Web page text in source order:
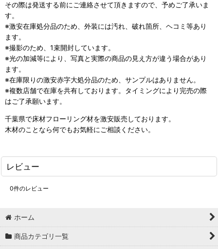
その際は発送する前にご連絡させて頂きますので、予めご了承いま
す。
※激安在庫処分品のため、外装には汚れ、破れ箇所、ヘコミ等あり
ます。
※撮影のため、1束開封しています。
※光の加減等により、写真と実際の商品の見え方が違う場合があり
ます。
※在庫限りの激安赤字大処分品のため、サンプルはありません。
※複数店舗で在庫を共有しております。タイミングにより完売の際
はご了承願います。
千葉県で床材フローリング材を激安販売しております。
木材のことなら何でもお気軽にご相談ください。
レビュー
0件のレビュー
ホーム
商品カテゴリ一覧